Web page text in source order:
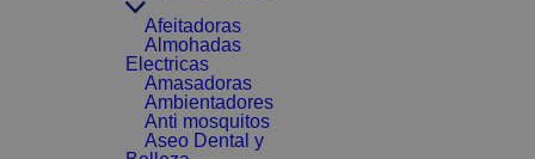
Afeitadoras
Almohadas
Electricas
Amasadoras
Ambientadores
Anti mosquitos
Aseo Dental y